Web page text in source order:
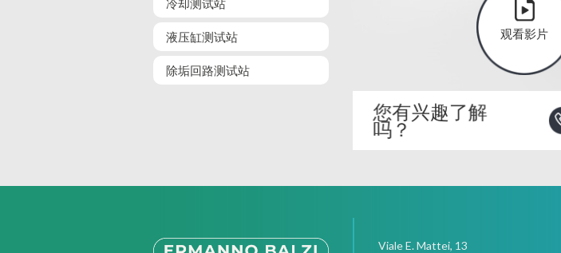
冷却测试站
液压缸测试站
除垢回路测试站
观看影片
您有兴趣了解
吗？
Viale E. Mattei, 13